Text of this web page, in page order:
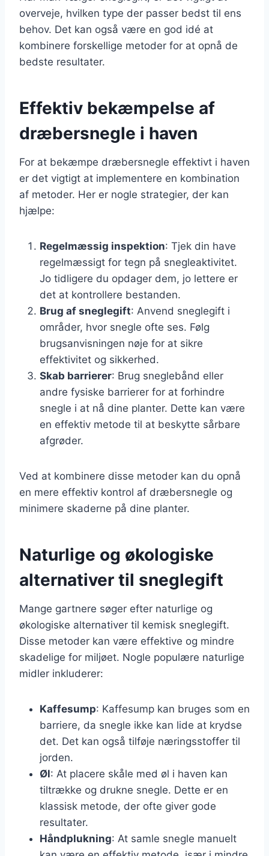
overveje, hvilken type der passer bedst til ens
behov. Det kan også være en god idé at
kombinere forskellige metoder for at opnå de
bedste resultater.
Effektiv bekæmpelse af
dræbersnegle i haven
For at bekæmpe dræbersnegle effektivt i haven
er det vigtigt at implementere en kombination
af metoder. Her er nogle strategier, der kan
hjælpe:
Regelmæssig inspektion: Tjek din have
regelmæssigt for tegn på snegleaktivitet.
Jo tidligere du opdager dem, jo lettere er
det at kontrollere bestanden.
Brug af sneglegift: Anvend sneglegift i
områder, hvor snegle ofte ses. Følg
brugsanvisningen nøje for at sikre
effektivitet og sikkerhed.
Skab barrierer: Brug sneglebånd eller
andre fysiske barrierer for at forhindre
snegle i at nå dine planter. Dette kan være
en effektiv metode til at beskytte sårbare
afgrøder.
Ved at kombinere disse metoder kan du opnå
en mere effektiv kontrol af dræbersnegle og
minimere skaderne på dine planter.
Naturlige og økologiske
alternativer til sneglegift
Mange gartnere søger efter naturlige og
økologiske alternativer til kemisk sneglegift.
Disse metoder kan være effektive og mindre
skadelige for miljøet. Nogle populære naturlige
midler inkluderer:
Kaffesump: Kaffesump kan bruges som en
barriere, da snegle ikke kan lide at krydse
det. Det kan også tilføje næringsstoffer til
jorden.
Øl: At placere skåle med øl i haven kan
tiltrække og drukne snegle. Dette er en
klassisk metode, der ofte giver gode
resultater.
Håndplukning: At samle snegle manuelt